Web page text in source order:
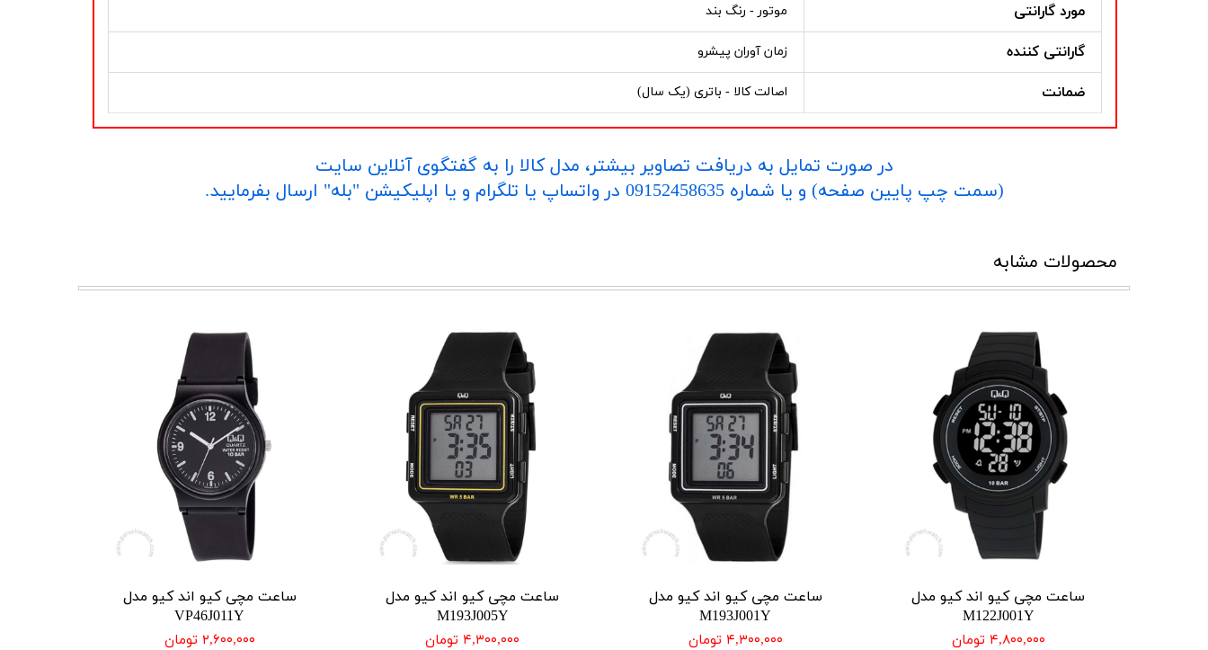
مورد گارانتی موتور - رنگ بند
گارانتی کننده زمان آوران پیشرو
ضمانت اصالت کالا - باتری (یک سال)
در صورت تمایل به دریافت تصاویر بیشتر، مدل کالا را به گفتگوی آنلاین سایت
​​​​​​​(سمت چپ پایین صفحه) و یا شماره 09152458635 در واتساپ یا تلگرام و یا اپلیکیشن "بله" ارسال بفرمایید.
محصولات مشابه
ساعت مچی کیو اند کیو مدل
M122J001Y
۴,۸۰۰,۰۰۰ تومان
ساعت مچی کیو اند کیو مدل
M193J001Y
۴,۳۰۰,۰۰۰ تومان
ساعت مچی کیو اند کیو مدل
M193J005Y
۴,۳۰۰,۰۰۰ تومان
ساعت مچی کیو اند کیو مدل
VP46J011Y
۲,۶۰۰,۰۰۰ تومان